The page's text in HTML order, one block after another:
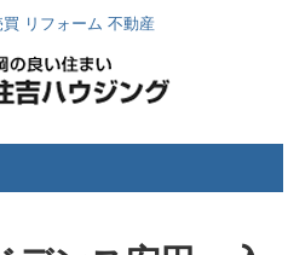
リフォーム 不動産